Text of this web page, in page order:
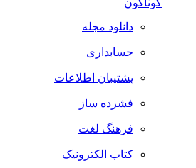
گوناگون
دانلود مجله
حسابداری
پشتیبان اطلاعات
فشرده ساز
فرهنگ لغت
کتاب الکترونیک